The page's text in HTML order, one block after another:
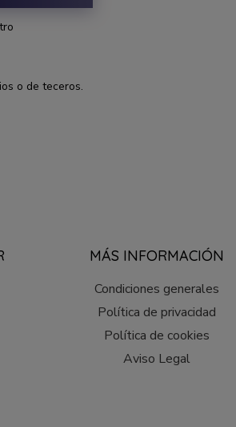
o de teceros.
MÁS INFORMACIÓN
Condiciones generales
Política de privacidad
Política de cookies
Aviso Legal